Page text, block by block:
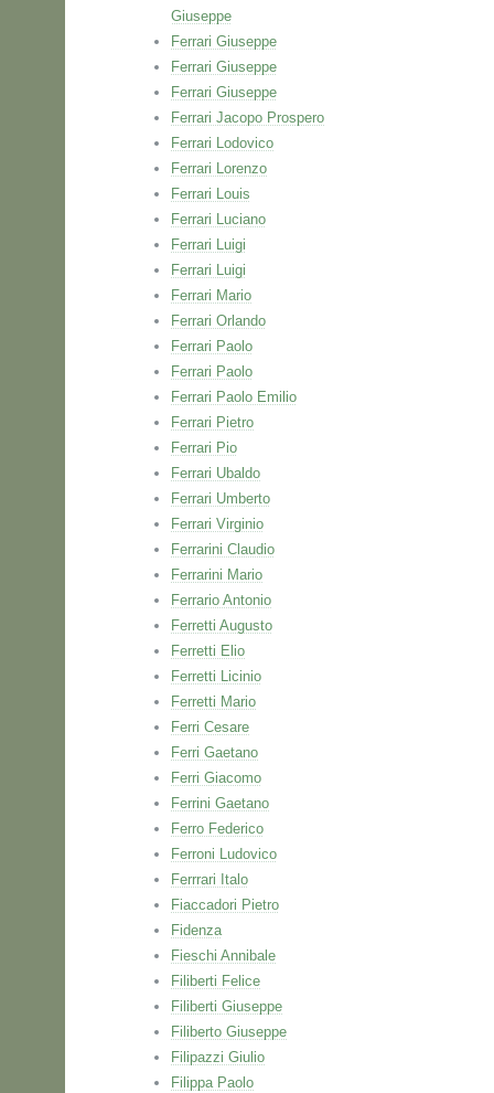
Giuseppe
Ferrari Giuseppe
Ferrari Giuseppe
Ferrari Giuseppe
Ferrari Jacopo Prospero
Ferrari Lodovico
Ferrari Lorenzo
Ferrari Louis
Ferrari Luciano
Ferrari Luigi
Ferrari Luigi
Ferrari Mario
Ferrari Orlando
Ferrari Paolo
Ferrari Paolo
Ferrari Paolo Emilio
Ferrari Pietro
Ferrari Pio
Ferrari Ubaldo
Ferrari Umberto
Ferrari Virginio
Ferrarini Claudio
Ferrarini Mario
Ferrario Antonio
Ferretti Augusto
Ferretti Elio
Ferretti Licinio
Ferretti Mario
Ferri Cesare
Ferri Gaetano
Ferri Giacomo
Ferrini Gaetano
Ferro Federico
Ferroni Ludovico
Ferrrari Italo
Fiaccadori Pietro
Fidenza
Fieschi Annibale
Filiberti Felice
Filiberti Giuseppe
Filiberto Giuseppe
Filipazzi Giulio
Filippa Paolo